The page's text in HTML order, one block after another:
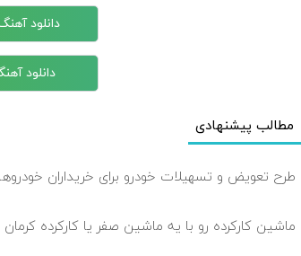
دانلود
دانلود
مطالب پیشنهادی
طرح تعویض و تسهیلات خودرو برای خریداران
ماشین کارکرده رو با یه ماشین صفر یا کارکرده